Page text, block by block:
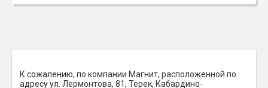
К сожалению, по компании Магнит, расположенной по
адресу ул. Лермонтова, 81, Терек, Кабардино-